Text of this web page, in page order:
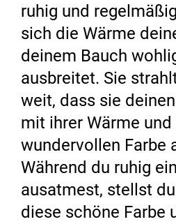
ruhig und
sich die Wärme
deinem Bauch
ausbreitet. Sie
weit, dass sie
mit ihrer Wärme und
wundervollen Farbe
Während du ruhig
ausatmest, stellst
diese schöne Farbe